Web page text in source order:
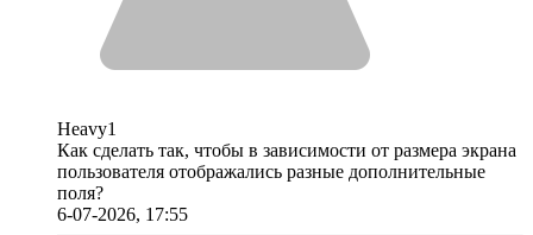
Heavy1
Как сделать так, чтобы в зависимости от размера экрана
пользователя отображались разные дополнительные
поля?
6-07-2026, 17:55